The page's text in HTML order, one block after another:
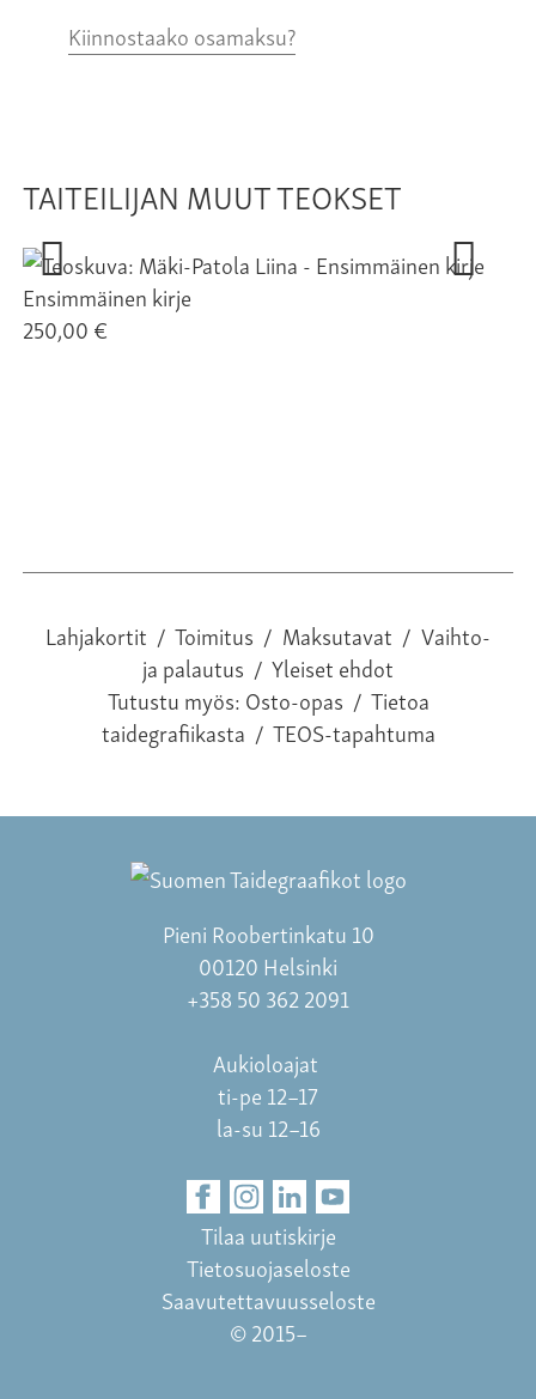
Kiinnostaako osamaksu?
TAITEILIJAN MUUT TEOKSET
Ensimmäinen kirje
250,00 €
Lahjakortit / Toimitus / Maksutavat / Vaihto-
ja palautus / Yleiset ehdot
Tutustu myös:Osto-opas / Tietoa
taidegrafiikasta / TEOS-tapahtuma
Pieni Roobertinkatu 10
00120 Helsinki
+358 50 362 2091
Aukioloajat
ti-pe 12–17
la-su 12–16
Tilaa uutiskirje
Tietosuojaseloste
Saavutettavuusseloste
© 2015–